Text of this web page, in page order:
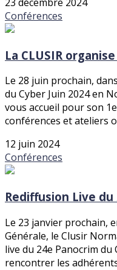
Conférences
La CLUSIR
Le 28 juin prochain,
du Cyber Juin 2024 en
vous accueil pour son
conférences et ateliers
12 juin 2024
Conférences
Rediffusion Live du
Le 23 janvier prochain,
Générale, le Clusir
live du 24e Panocrim du
rencontrer les